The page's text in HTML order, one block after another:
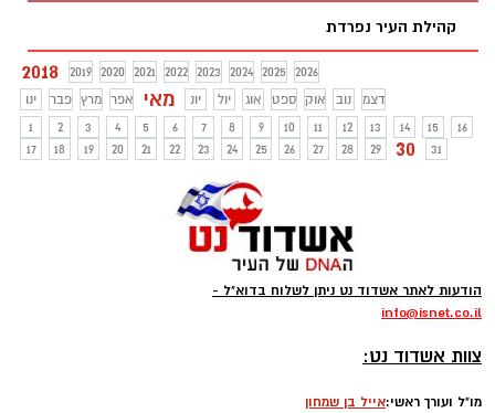
קהילת העיר נפרדת
2018 2019 2020 2021 2022 2023 2024 2025
2026
ינו
פבר מרץ אפר מאי יונ יול אוג ספט אוק נוב
דצמ
1
2 3 4 5 6 7 8 9 10 11 12 13 14 15
16
17
18 19 20 21 22 23 24 25 26 27 28 29 30 31
הודעות לאתר אשדוד נט ניתן לשלוח בדוא"ל -
info@isnet.co.il
צוות אשדוד נט:
מו"ל ועורך ראשי:אייל בן שמחון